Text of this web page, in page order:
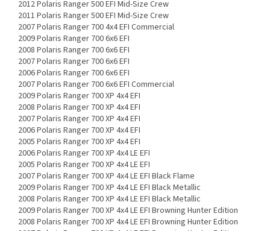
2012 Polaris Ranger 500 EFI Mid-Size Crew
2011 Polaris Ranger 500 EFI Mid-Size Crew
2007 Polaris Ranger 700 4x4 EFI Commercial
2009 Polaris Ranger 700 6x6 EFI
2008 Polaris Ranger 700 6x6 EFI
2007 Polaris Ranger 700 6x6 EFI
2006 Polaris Ranger 700 6x6 EFI
2007 Polaris Ranger 700 6x6 EFI Commercial
2009 Polaris Ranger 700 XP 4x4 EFI
2008 Polaris Ranger 700 XP 4x4 EFI
2007 Polaris Ranger 700 XP 4x4 EFI
2006 Polaris Ranger 700 XP 4x4 EFI
2005 Polaris Ranger 700 XP 4x4 EFI
2006 Polaris Ranger 700 XP 4x4 LE EFI
2005 Polaris Ranger 700 XP 4x4 LE EFI
2007 Polaris Ranger 700 XP 4x4 LE EFI Black Flame
2009 Polaris Ranger 700 XP 4x4 LE EFI Black Metallic
2008 Polaris Ranger 700 XP 4x4 LE EFI Black Metallic
2009 Polaris Ranger 700 XP 4x4 LE EFI Browning Hunter Edition
2008 Polaris Ranger 700 XP 4x4 LE EFI Browning Hunter Edition